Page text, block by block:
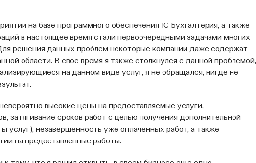
на базе программного обеспечения 1С Бухгалтерия, а также
в настоящее время стали первоочередными задачами многих
решения данных проблем некоторые компании даже содержат
области. В свое время я также столкнулся с данной проблемой,
на данном виде услуг, я не обращался, нигде не
высокие цены на предоставляемые услуги,
затягивание сроков работ с целью получения дополнительной
услуг), незавершенность уже оплаченных работ, а также
на предоставленные работы.